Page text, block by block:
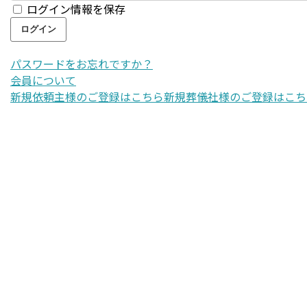
ログイン情報を保存
パスワードをお忘れですか？
会員について
新規依頼主様のご登録はこちら新規葬儀社様のご登録はこ